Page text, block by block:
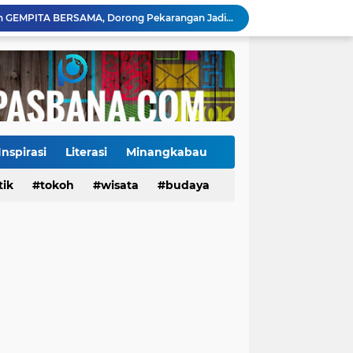
Payakumbuh Luncurkan GEMPITA BERSAMA, Dorong Pekarangan Jadi Sumber Pangan Keluarga
130 ASN dan Warga Payakumbuh Ikut Vaksin HPV, Upaya Cegah Kanker Serviks Diperluas
Jelang Wajib Halal 2026, Sumbar Percepat Sertifikasi UMKM dan Bangun Ekosistem Halal
Tigo Kayo FC Juara Piala Wali Kota Payakumbuh 2026 Usai Menang Adu Penalti
Jadwal Pekan Perdana Super League 2026/2027: Big Match Langsung Warnai Awal Musim
Literasi Minangkabau
Tokoh budaya kuliner
tokoh wisata budaya